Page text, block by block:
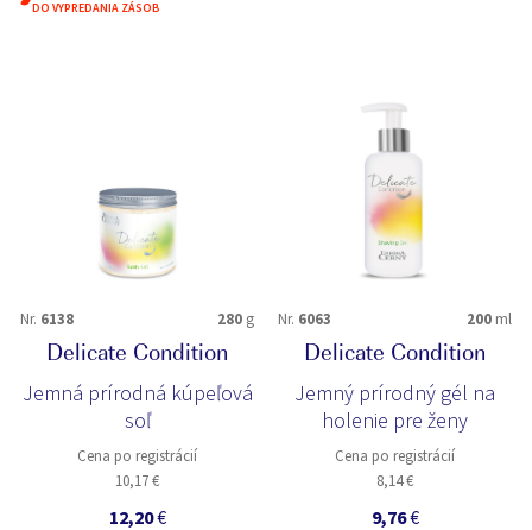
DO VYPREDANIA ZÁSOB
Nr. 6138 280 g
Delicate Condition
Jemná prírodná kúpeľová
soľ
Cena po registrácií
10,17 €
12,20€
Nr. 6063 200 ml
Delicate Condition
Jemný prírodný gél na
holenie pre ženy
Cena po registrácií
8,14 €
9,76€